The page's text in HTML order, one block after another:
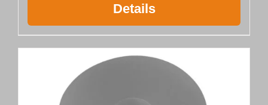
Details